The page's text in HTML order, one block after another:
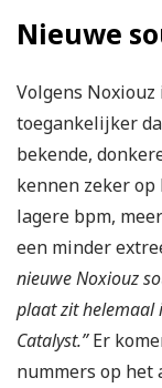
Nieuwe
Volgens
toegankelijker
bekende,
kennen zeker
lagere bpm,
een minder
nieuwe Noxiouz
plaat zit helemaal
Catalyst.”Er
nummers op het